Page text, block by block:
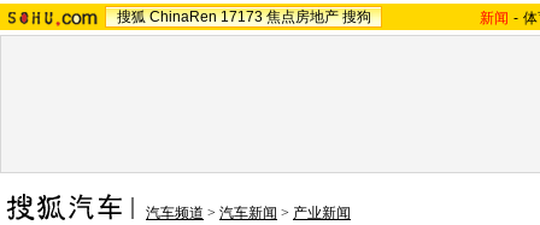
搜狐 ChinaRen 17173 焦点房地产 搜狗 新闻 -
汽车频道 > 汽车新闻 > 产业新闻